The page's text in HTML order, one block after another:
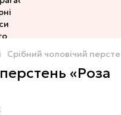
Срібний чоловічий
«Роза